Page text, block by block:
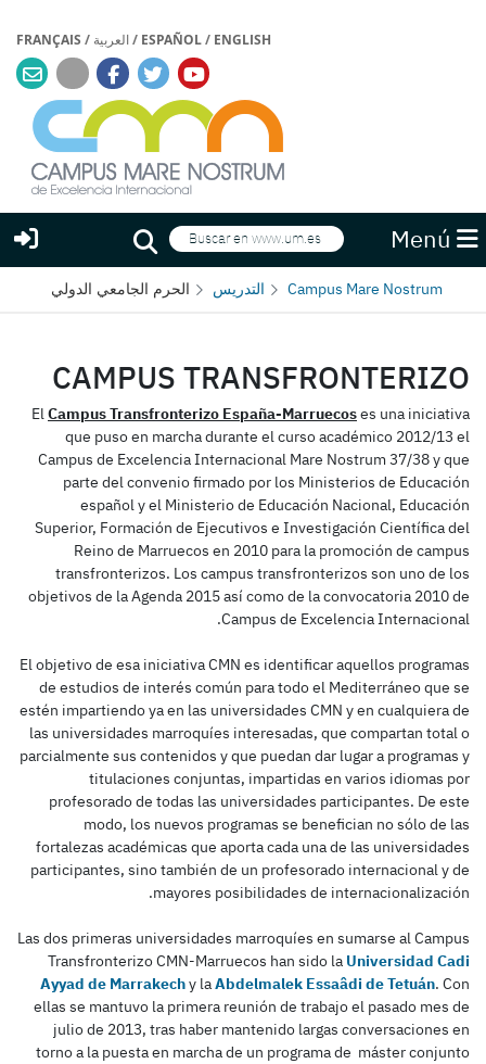
ESPAÑOL/ ENGLISH
/العربية /
FRANÇAIS
Menú
Buscar
Buscar
Campus Mare Nostrum التدريس الحرم الجامعي الدولي
CAMPUS TRANSFRONTERIZO
ElCampus Transfronterizo España-Marruecoses una iniciativa
que puso en marcha durante el curso académico 2012/13 el
Campus de Excelencia Internacional Mare Nostrum 37/38 y que
parte del convenio firmado por los Ministerios de Educación
español y el Ministerio de Educación Nacional, Educación
Superior, Formación de Ejecutivos e Investigación Científica del
Reino de Marruecos en 2010 para la promoción de campus
transfronterizos. Los campus transfronterizos son uno de los
objetivos de la Agenda 2015 así como de la convocatoria 2010 de
Campus de Excelencia Internacional.
El objetivo de esa iniciativa CMN es identificar aquellos programas
de estudios de interés común para todo el Mediterráneo que se
estén impartiendo ya en las universidades CMN y en cualquiera de
las universidades marroquíes interesadas, que compartan total o
parcialmente sus contenidos y que puedan dar lugar a programas y
titulaciones conjuntas, impartidas en varios idiomas por
profesorado de todas las universidades participantes. De este
modo, los nuevos programas se benefician no sólo de las
fortalezas académicas que aporta cada una de las universidades
participantes, sino también de un profesorado internacional y de
mayores posibilidades de internacionalización.
Las dos primeras universidades marroquíes en sumarse al Campus
Transfronterizo CMN-Marruecos han sido la Universidad Cadi
Ayyad de Marrakechy laAbdelmalek Essaâdi de Tetuán. Con
ellas se mantuvo la primera reunión de trabajo el pasado mes de
julio de 2013, tras haber mantenido largas conversaciones en
torno a la puesta en marcha de un programa de máster conjunto